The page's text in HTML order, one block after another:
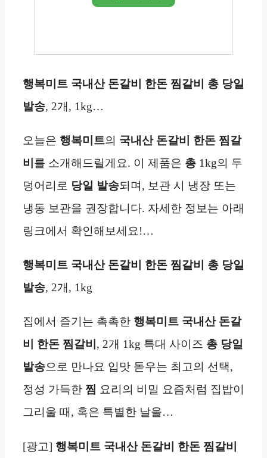
행복미트 국내산 돈갈비 한돈 찜갈비 총 당일
발송, 2개, 1kg…
오늘은 행복미트의 국내산 돈갈비 한돈 찜갈
비 를 소개해드릴게요. 이 제품은 총 1kg의 두
덩어리로 당일 발송되며, 보관 시 냉장 또는
냉동 보관을 권장합니다. 자세한 정보는 아래
링크에서 확인해보세요!…
행복미트 국내산 돈갈비 한돈 찜갈비 총 당일
발송, 2개, 1kg
집에서 즐기는 촉촉한 행복미트 국내산 돈갈
비 한돈 찜갈비 , 2개 1kg 특대 사이즈 총 당일
발송으로 만나요 입맛 돋우는 최고의 선택,
정성 가득한 찜 요리의 비밀 요즘처럼 집밥이
그리울 때, 혹은 특별한 날을…
[광고] 행복미트 국내산 돈갈비 한돈 찜갈비